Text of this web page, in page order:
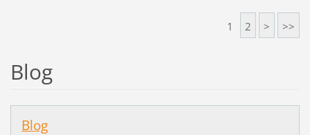
1 2 > >>
Blog
Blog